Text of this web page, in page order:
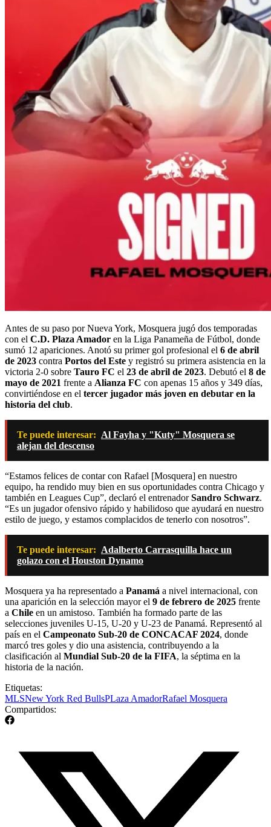
Antes de su paso por Nueva York, Mosquera jugó dos temporadas
con el C.D. Plaza Amador en la Liga Panameña de Fútbol, donde
sumó 12 apariciones. Anotó su primer gol profesional el 6 de abril
de 2023 contra Portos del Este y registró su primera asistencia en la
victoria 2-0 sobre Tauro FC el 23 de abril de 2023. Debutó el 8 de
mayo de 2021 frente a Alianza FC con apenas 15 años y 349 días,
convirtiéndose en el tercer jugador más joven en debutar en la
historia del club.
Te puede interesar: Al Fayha y "Kuty" Mosquera se
alejan del descenso
“Estamos felices de contar con Rafael [Mosquera] en nuestro
equipo, ha rendido muy bien en sus oportunidades contra Chicago y
también en Leagues Cup”, declaró el entrenadorSandro Schwarz.
“Es un jugador ofensivo rápido y habilidoso que ayudará en nuestro
estilo de juego, y estamos complacidos de tenerlo con nosotros”.
Te puede interesar: Adalberto Carrasquilla hace un
golazo con el Houston Dynamo
Mosquera ya ha representado a Panamá a nivel internacional, con
una aparición en la selección mayor el 9 de febrero de 2025 frente
a Chile en un amistoso. También ha formado parte de las
selecciones juveniles U-15, U-20 y U-23 de Panamá. Representó al
país en el Campeonato Sub-20 de CONCACAF 2024, donde
marcó tres goles y dio una asistencia, contribuyendo a la
clasificación al Mundial Sub-20 de la FIFA, la séptima en la
historia de la nación.
Etiquetas:
MLSNew York Red BullsPLaza AmadorRafael Mosquera
Compartidos: